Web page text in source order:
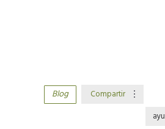
Blog
Compartir